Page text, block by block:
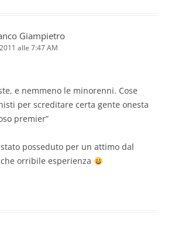
Giampietro
alle 7:47 AM
e nemmeno le minorenni. Cose
per screditare certa gente onesta
premier”
posseduto per un attimo dal
orribile esperienza